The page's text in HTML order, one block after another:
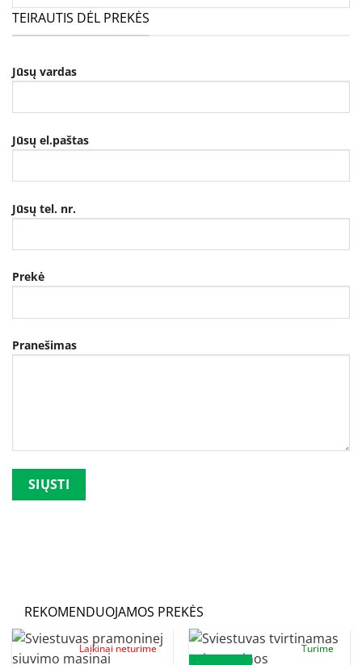
TEIRAUTIS DĖL PREKĖS
Jūsų vardas
Jūsų el.paštas
Jūsų tel. nr.
Prekė
Pranešimas
REKOMENDUOJAMOS PREKĖS
Laikinai neturime Turime